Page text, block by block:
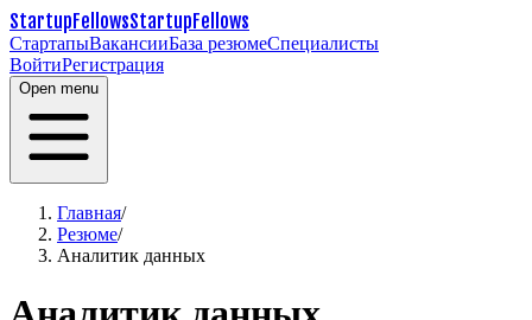
StartupFellowsStartupFellows
СтартапыВакансииБаза резюмеСпециалисты
ВойтиРегистрация
Open menu
Главная/
Резюме/
Аналитик данных